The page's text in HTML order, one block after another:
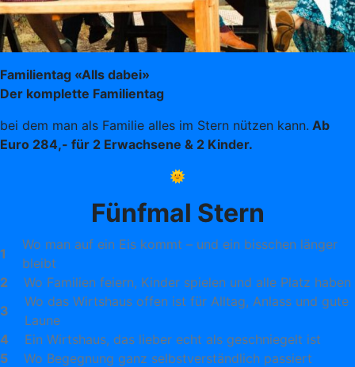
Familientag «Alls dabei»
Der komplette Familientag
bei dem man als Familie alles im Stern nützen kann. Ab
Euro 284,- für 2 Erwachsene & 2 Kinder.
🌞
Fünfmal Stern
1
Wo man auf ein Eis kommt – und ein bisschen länger
bleibt
2
Wo Familien feiern, Kinder spielen und alle Platz haben
3
Wo das Wirtshaus offen ist für Alltag, Anlass und gute
Laune
4
Ein Wirtshaus, das lieber echt als geschniegelt ist
5
Wo Begegnung ganz selbstverständlich passiert